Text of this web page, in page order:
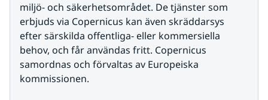
miljö- och säkerhetsområdet. De tjänster som
erbjuds via Copernicus kan även skräddarsys
efter särskilda offentliga- eller kommersiella
behov, och får användas fritt. Copernicus
samordnas och förvaltas av Europeiska
kommissionen.